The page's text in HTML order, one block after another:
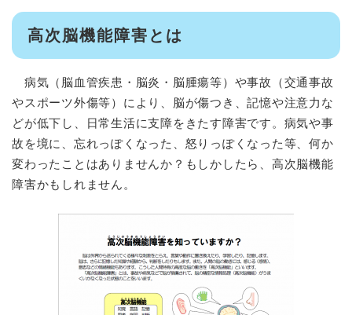
地震による断水情報(6月27日15時現在)
重要なお知らせの一覧 重要なお知らせのRSS
高次脳機能障害とは
病気（脳血管疾患・脳炎・脳腫瘍等）や事故（交通事故
やスポーツ外傷等）により、脳が傷つき、記憶や注意力な
どが低下し、日常生活に支障をきたす障害です。病気や事
故を境に、忘れっぽくなった、怒りっぽくなった等、何か
変わったことはありませんか？もしかしたら、高次脳機能
障害かもしれません。